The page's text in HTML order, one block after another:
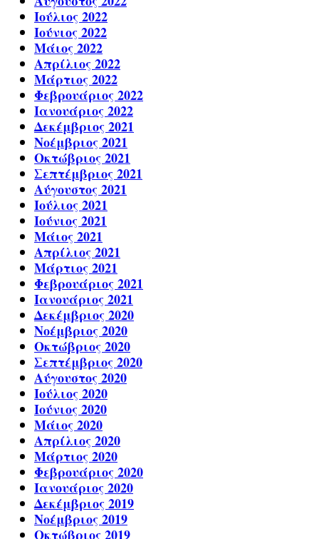
Ιούλιος 2022
Ιούνιος 2022
Μάιος 2022
Απρίλιος 2022
Μάρτιος 2022
Φεβρουάριος 2022
Ιανουάριος 2022
Δεκέμβριος 2021
Νοέμβριος 2021
Οκτώβριος 2021
Σεπτέμβριος 2021
Αύγουστος 2021
Ιούλιος 2021
Ιούνιος 2021
Μάιος 2021
Απρίλιος 2021
Μάρτιος 2021
Φεβρουάριος 2021
Ιανουάριος 2021
Δεκέμβριος 2020
Νοέμβριος 2020
Οκτώβριος 2020
Σεπτέμβριος 2020
Αύγουστος 2020
Ιούλιος 2020
Ιούνιος 2020
Μάιος 2020
Απρίλιος 2020
Μάρτιος 2020
Φεβρουάριος 2020
Ιανουάριος 2020
Δεκέμβριος 2019
Νοέμβριος 2019
Οκτώβριος 2019